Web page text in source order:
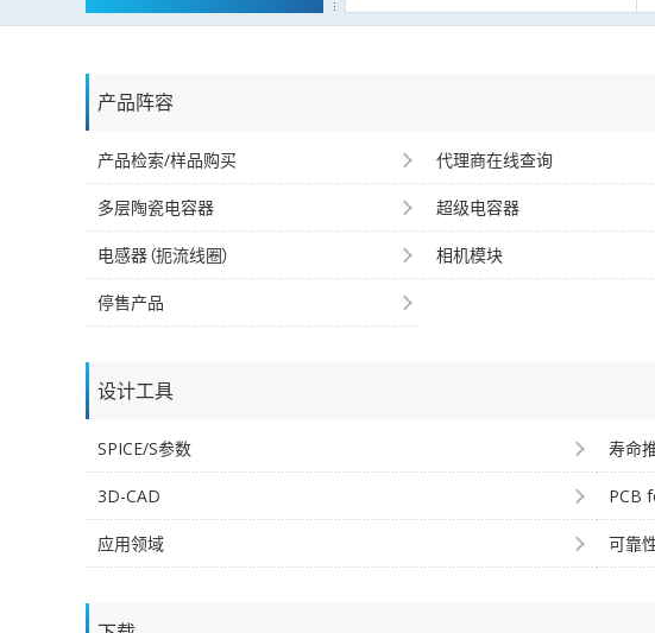
产品阵容
产品检索/样品购买 代理商在线查询
多层陶瓷电容器 超级电容器
电感器（扼流线圈） 相机模块
停售产品
设计工具
SPICE/S参数 寿命
3D-CAD PCB
应用领域 可靠